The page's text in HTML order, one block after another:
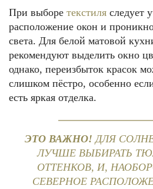
При выборе текстиля следует
расположение окон и
света. Для белой матовой
рекомендуют выделить окно
однако, переизбыток красок
слишком пёстро, особенно
есть яркая отделка.
ЭТО ВАЖНО! ДЛЯ
ЛУЧШЕ ВЫБИРАТЬ
ОТТЕНКОВ, И,
СЕВЕРНОЕ